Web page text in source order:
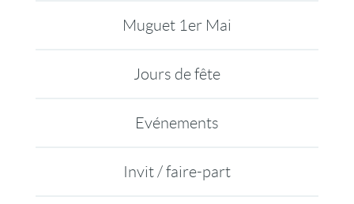
Muguet 1er Mai
Jours de fête
Evénements
Invit / faire-part